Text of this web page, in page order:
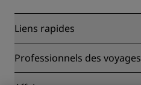
Liens rapides
Radisson Rewards
Blog
Professionnels des voyages